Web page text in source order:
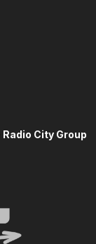
Radio City Group